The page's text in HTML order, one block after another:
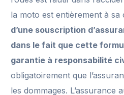
la moto est entièrement à sa
d’une souscription
dans le fait que cette
garantie à responsabilité
obligatoirement que
les dommages. L’assurance